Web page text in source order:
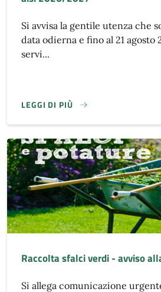
Si avvisa la gentile utenza che
data odierna e fino al 21
servi...
LEGGI DI PIÙ
Raccolta sfalci verdi - avviso
Si allega comunicazione